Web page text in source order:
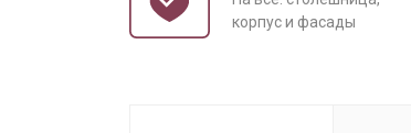
корпус и фасады